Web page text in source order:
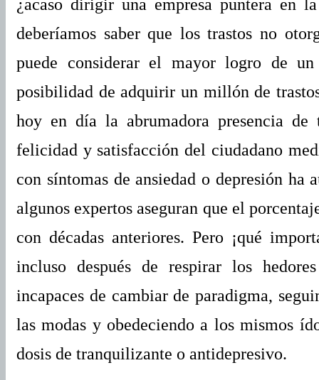
¿acaso dirigir una empresa puntera en
deberíamos saber que los trastos no
puede considerar el mayor logro de
posibilidad de adquirir un millón de
hoy en día la abrumadora presencia
felicidad y satisfacción del ciudadano
con síntomas de ansiedad o depresión ha
algunos expertos aseguran que el
con décadas anteriores. Pero ¡qué
incluso después de respirar los
incapaces de cambiar de paradigma,
las modas y obedeciendo a los mismos
dosis de tranquilizante o antidepresivo.